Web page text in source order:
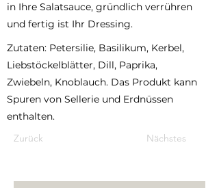
in Ihre Salatsauce, gründlich verrühren
und fertig ist Ihr Dressing.
Zutaten: Petersilie, Basilikum, Kerbel,
Liebstöckelblätter, Dill, Paprika,
Zwiebeln, Knoblauch. Das Produkt kann
Spuren von Sellerie und Erdnüssen
enthalten.
Zurück
Nächstes